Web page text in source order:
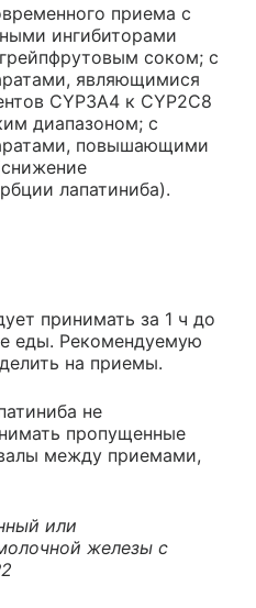
приема с
ингибиторами
соком; с
являющимися
CYP3A4 к CYP2C8
диапазоном; с
повышающими
лапатиниба).
принимать за 1 ч до
еды. Рекомендуемую
на приемы.
не
пропущенные
между приемами,
или
железы с